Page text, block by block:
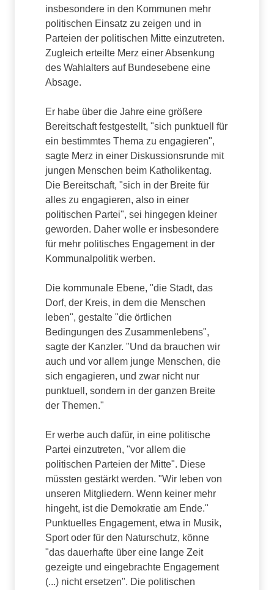
insbesondere in den Kommunen mehr
politischen Einsatz zu zeigen und in
Parteien der politischen Mitte einzutreten.
Zugleich erteilte Merz einer Absenkung
des Wahlalters auf Bundesebene eine
Absage.
Er habe über die Jahre eine größere
Bereitschaft festgestellt, "sich punktuell für
ein bestimmtes Thema zu engagieren",
sagte Merz in einer Diskussionsrunde mit
jungen Menschen beim Katholikentag.
Die Bereitschaft, "sich in der Breite für
alles zu engagieren, also in einer
politischen Partei", sei hingegen kleiner
geworden. Daher wolle er insbesondere
für mehr politisches Engagement in der
Kommunalpolitik werben.
Die kommunale Ebene, "die Stadt, das
Dorf, der Kreis, in dem die Menschen
leben", gestalte "die örtlichen
Bedingungen des Zusammenlebens",
sagte der Kanzler. "Und da brauchen wir
auch und vor allem junge Menschen, die
sich engagieren, und zwar nicht nur
punktuell, sondern in der ganzen Breite
der Themen."
Er werbe auch dafür, in eine politische
Partei einzutreten, "vor allem die
politischen Parteien der Mitte". Diese
müssten gestärkt werden. "Wir leben von
unseren Mitgliedern. Wenn keiner mehr
hingeht, ist die Demokratie am Ende."
Punktuelles Engagement, etwa in Musik,
Sport oder für den Naturschutz, könne
"das dauerhafte über eine lange Zeit
gezeigte und eingebrachte Engagement
(...) nicht ersetzen". Die politischen